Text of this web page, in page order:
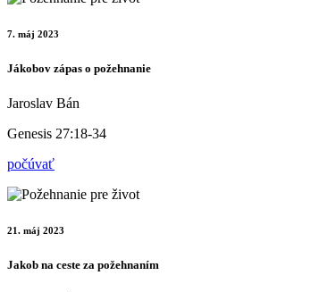
7. máj 2023
Jákobov zápas o požehnanie
Jaroslav Bán
Genesis 27:18-34
počúvať
21. máj 2023
Jakob na ceste za požehnaním